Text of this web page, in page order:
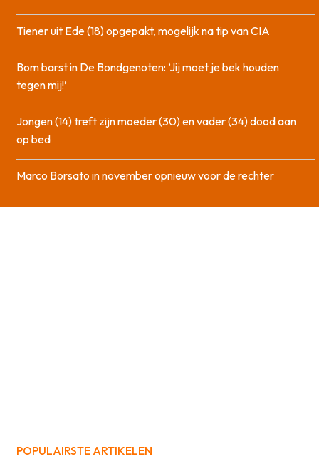
Tiener uit Ede (18) opgepakt, mogelijk na tip van CIA
Bom barst in De Bondgenoten: ‘Jij moet je bek houden
tegen mij!’
Jongen (14) treft zijn moeder (30) en vader (34) dood aan
op bed
Marco Borsato in november opnieuw voor de rechter
POPULAIRSTE ARTIKELEN